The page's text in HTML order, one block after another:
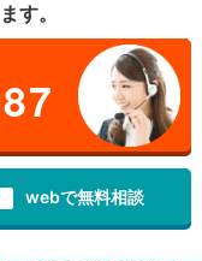
す。
webで無料相談